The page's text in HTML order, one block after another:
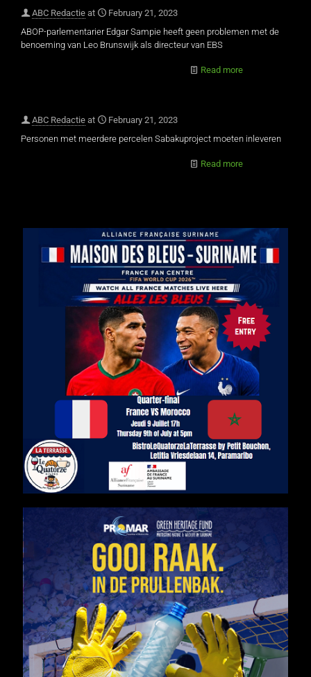
ABC Redactie at
February 21, 2023
ABOP-parlementarier Edgar Sampie heeft geen problemen met de
benoeming van Leo Brunswijk als directeur van EBS
Read more
ABC Redactie at
February 21, 2023
Personen met meerdere percelen Sabakuproject moeten inleveren
Read more